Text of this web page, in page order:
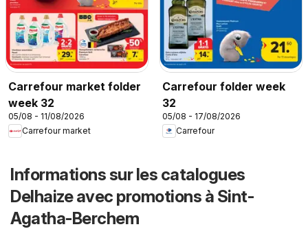
Carrefour market folder
week 32
05/08 - 11/08/2026
Carrefour market
Carrefour folder week
32
05/08 - 17/08/2026
Carrefour
Informations sur les catalogues
Delhaize avec promotions à Sint-
Agatha-Berchem